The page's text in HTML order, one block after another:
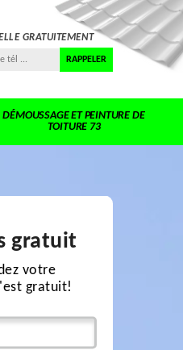
GRATUITEMENT
DÉMOUSSAGE ET PEINTURE DE
TOITURE 73
gratuit
votre
gratuit!